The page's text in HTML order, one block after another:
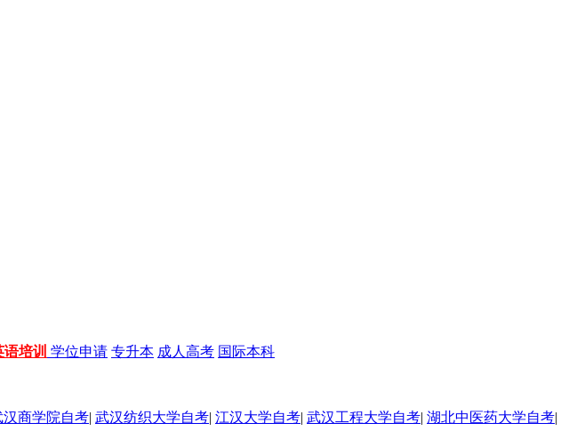
培训 学位申请 专升本 成人高考 国际本科
汉商学院自考| 武汉纺织大学自考| 江汉大学自考| 武汉工程大学自考| 湖北中医药大学自考|